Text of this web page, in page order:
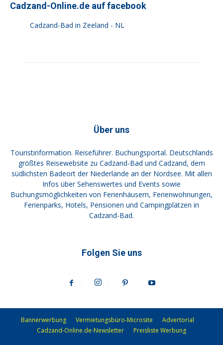
Cadzand-Online.de auf facebook
Cadzand-Bad in Zeeland - NL
Über uns
Touristinformation. Reiseführer. Buchungsportal. Deutschlands
größtes Reisewebsite zu Cadzand-Bad und Cadzand, dem
südlichsten Badeort der Niederlande an der Nordsee. Mit allen
Infos über Sehenswertes und Events sowie
Buchungsmöglichkeiten von Ferienhäusern, Ferienwohnungen,
Ferienparks, Hotels, Pensionen und Campingplätzen in
Cadzand-Bad.
Folgen Sie uns
Bannerwerbung Vermietungsbüro-Microsite
Advertorial
Cadzand-Online.de-Newsletter
Preisliste Werbung